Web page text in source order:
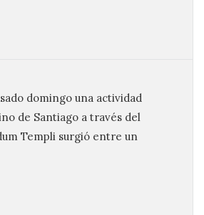
domingo una actividad
de Santiago a través del
Templi surgió entre un